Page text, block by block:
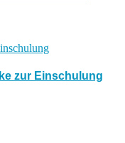
zur Einschulung